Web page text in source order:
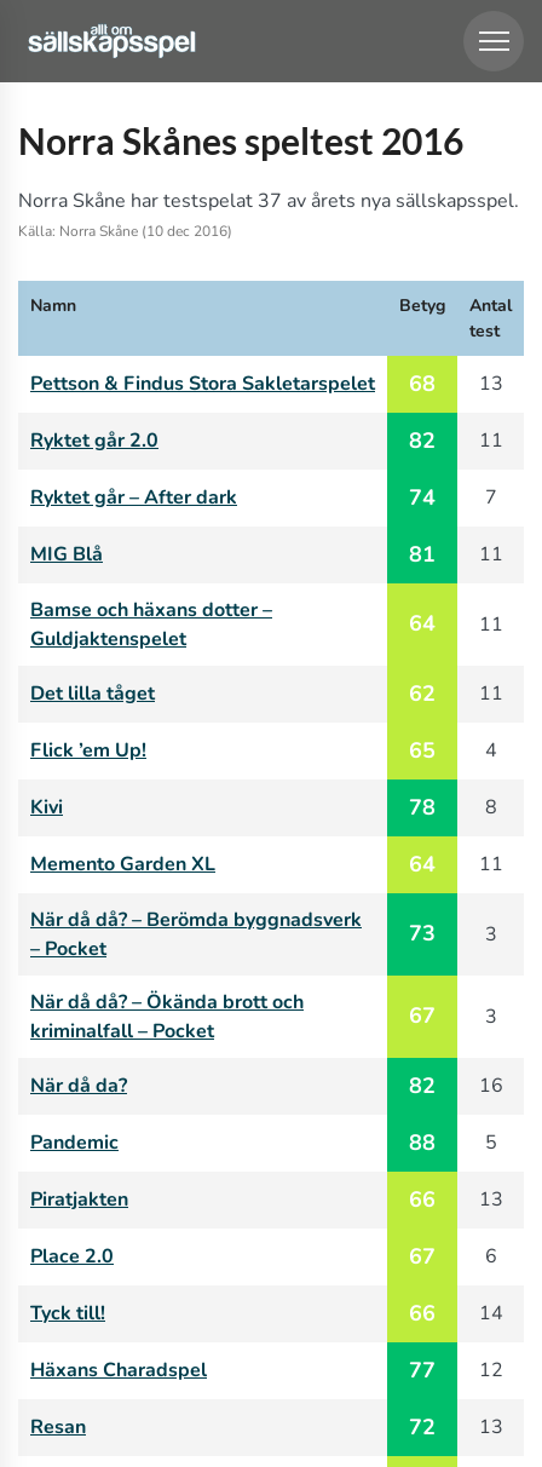
Norra Skånes speltest 2016
Norra Skåne har testspelat 37 av årets nya sällskapsspel.
Källa: Norra Skåne (10 dec 2016)
Namn Betyg
Antal
test
Pettson & Findus Stora Sakletarspelet 68 13
Ryktet går 2.0 82 11
Ryktet går – After dark 74 7
MIG Blå 81 11
Bamse och häxans dotter –
Guldjaktenspelet
64 11
Det lilla tåget 62 11
Flick ’em Up! 65 4
Kivi 78 8
Memento Garden XL 64 11
När då då? – Berömda byggnadsverk
– Pocket
73 3
När då då? – Ökända brott och
kriminalfall – Pocket
67 3
När då da? 82 16
Pandemic 88 5
Piratjakten 66 13
Place 2.0 67 6
Tyck till! 66 14
Häxans Charadspel 77 12
Resan 72 13